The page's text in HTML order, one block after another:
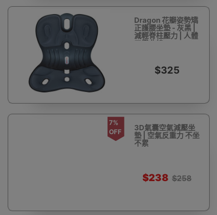
Dragon 花瓣姿勢矯
正護腰坐墊 - 灰黑 |
減輕脊柱壓力 | 人體
工學曲線
$325
7%
OFF
3D氣囊空氣減壓坐
墊 | 空氣反重力 不坐
不累
$238 $258